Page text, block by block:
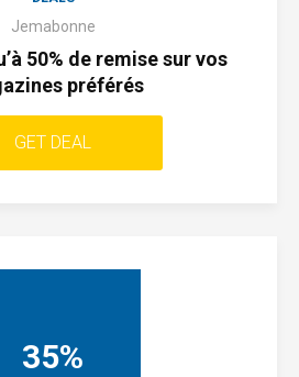
Jemabonne
50% de remise sur vos
préférés
GET DEAL
35%